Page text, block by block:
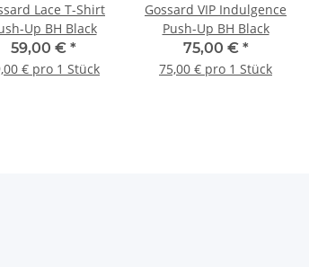
Lace T-Shirt
Up BH Black
59,00 € *
€ pro 1 Stück
Gossard VIP Indulgence
Push-Up BH Black
75,00 € *
75,00 € pro 1 Stück